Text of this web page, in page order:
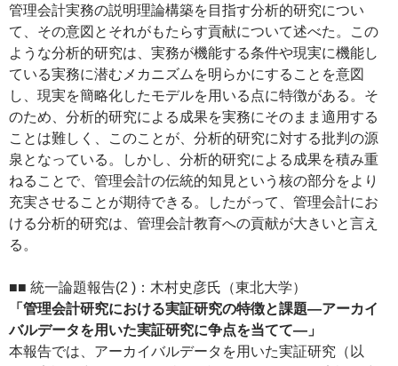
管理会計実務の説明理論構築を目指す分析的研究につい
て、その意図とそれがもたらす貢献について述べた。この
ような分析的研究は、実務が機能する条件や現実に機能し
ている実務に潜むメカニズムを明らかにすることを意図
し、現実を簡略化したモデルを用いる点に特徴がある。そ
のため、分析的研究による成果を実務にそのまま適用する
ことは難しく、このことが、分析的研究に対する批判の源
泉となっている。しかし、分析的研究による成果を積み重
ねることで、管理会計の伝統的知見という核の部分をより
充実させることが期待できる。したがって、管理会計にお
ける分析的研究は、管理会計教育への貢献が大きいと言え
る。
■■ 統一論題報告(2 )：木村史彦氏（東北大学）
「管理会計研究における実証研究の特徴と課題―アーカイ
バルデータを用いた実証研究に争点を当てて―」
本報告では、アーカイバルデータを用いた実証研究（以